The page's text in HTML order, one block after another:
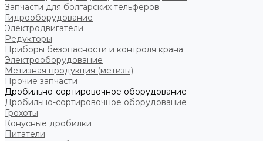
Запчасти для болгарских тельферов
Гидрооборудование
Электродвигатели
Редукторы
Приборы безопасности и контроля крана
Электрооборудование
Метизная продукция (метизы)
Прочие запчасти
Дробильно-сортировочное оборудование
Дробильно-сортировочное оборудование
Грохоты
Конусные дробилки
Питатели